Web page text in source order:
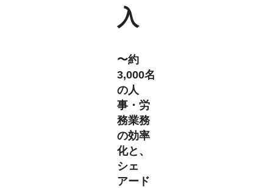
入
〜約
3,000名
の人
事・労
務業務
の効率
化と、
シェ
アード